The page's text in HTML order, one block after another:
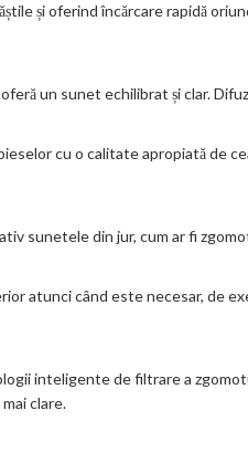
și oferind încărcare rapidă
un sunet echilibrat și clar.
cu o calitate apropiată de
sunetele din jur, cum ar fi
atunci când este necesar, de
inteligente de filtrare a
clare.